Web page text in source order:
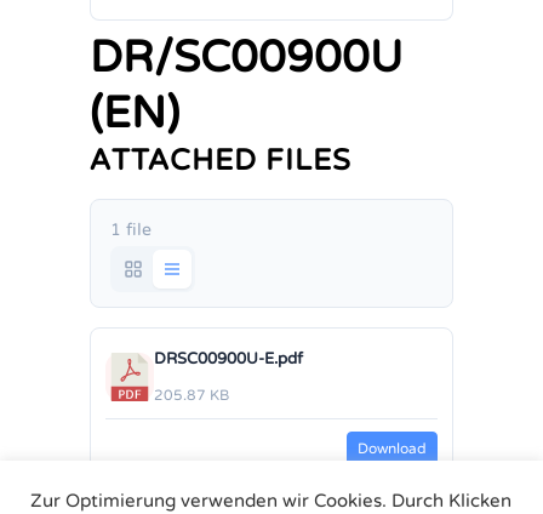
DR/SC00900U
(EN)
ATTACHED FILES
1 file
DRSC00900U-E.pdf
205.87 KB
Download
Zur Optimierung verwenden wir Cookies. Durch Klicken